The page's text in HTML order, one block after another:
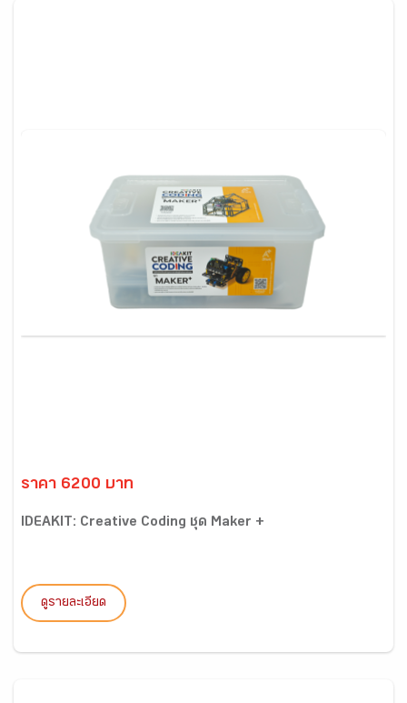
ราคา 6200 บาท
IDEAKIT: Creative Coding ชุด Maker +
ดูรายละเอียด